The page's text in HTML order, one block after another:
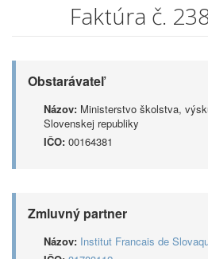
Faktúra č.
Obstarávateľ
Názov: Ministerstvo školstva,
Slovenskej republiky
IČO: 00164381
Zmluvný partner
Názov: Institut Francais de